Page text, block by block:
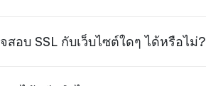
อบ SSL กับเว็บไซต์ใดๆ ได้หรือไม่?